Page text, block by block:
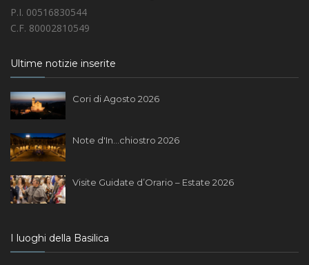
P.I. 00516830544
C.F. 80002810549
Ultime notizie inserite
Cori di Agosto 2026
Note d'In...chiostro 2026
Visite Guidate d’Orario – Estate 2026
I luoghi della Basilica